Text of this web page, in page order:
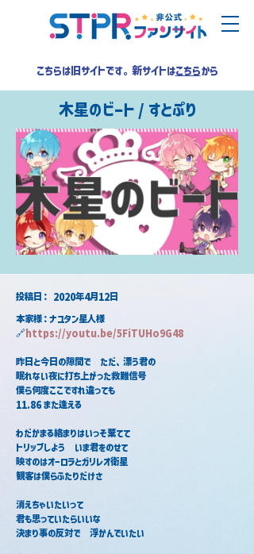
こちらは旧サイトです。新サイトはこちらから
木星のビート / すとぷり
2020年4月12日
​投稿日：
本家様：ナユタン星人様
🔗https://youtu.be/5FiTUHo9G48
昨日と今日の隙間で　ただ、漂う君の
眠れない夜に打ち上がった救難信号
僕ら何度ここですれ違っても
11.86 また逢える
わだかまる絡まりはいっそ棄てて
トリップしよう　いま君をのせて
映すのはオーロラとガリレオ衛星
観客は僕らふたりだけさ
消えちゃいたいって
君も思っていたらいいな
決まり事の反対で　浮かんでいたい